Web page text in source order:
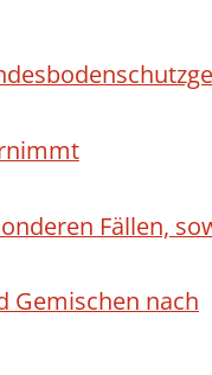
Fällen,
Gemischen nach